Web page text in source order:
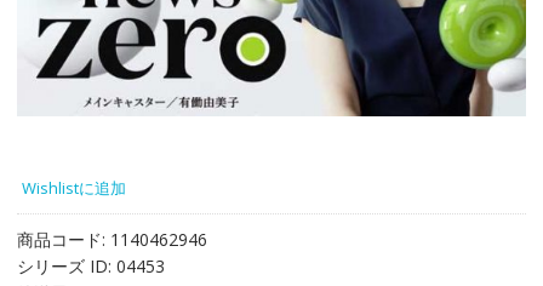
Wishlistに追加
商品コード: 1140462946
シリーズ ID: 04453